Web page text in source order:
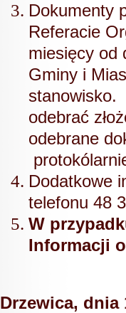
Dokumenty
Referacie
miesięcy od
Gminy i
stanowisko.
odebrać
odebrane
Dodatkowe
telefonu 48
W
Informacji
Drzewica, dnia